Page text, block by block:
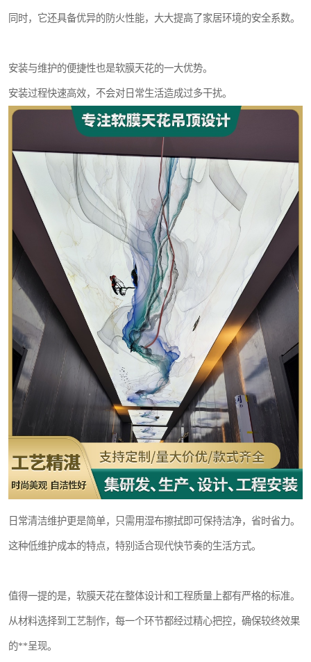
同时，它还具备优异的防火性能，大大提高了家居环境的安全系数。
安装与维护的便捷性也是软膜天花的一大优势。
安装过程快速高效，不会对日常生活造成过多干扰。
日常清洁维护更是简单，只需用湿布擦拭即可保持洁净，省时省力。
这种低维护成本的特点，特别适合现代快节奏的生活方式。
值得一提的是，软膜天花在整体设计和工程质量上都有严格的标准。
从材料选择到工艺制作，每一个环节都经过精心把控，确保较终效果
的**呈现。